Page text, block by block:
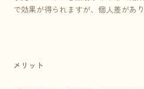
で効果が得られますが、個人差があり
メリット